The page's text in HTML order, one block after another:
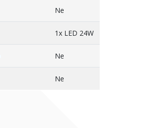
Ne
1x LED 24W
Ne
Ne